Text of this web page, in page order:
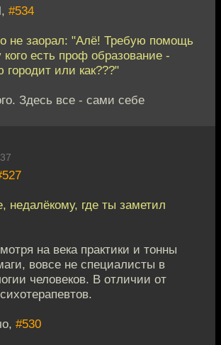
#534
не заорал: "Алё! Требую помощь
есть проф образование -
городит или как???"
Здесь все - сами себе
недалёкому, где ты заметил
на века практики и тонны
вовсе не специалисты в
человеков. В отличии от
#530